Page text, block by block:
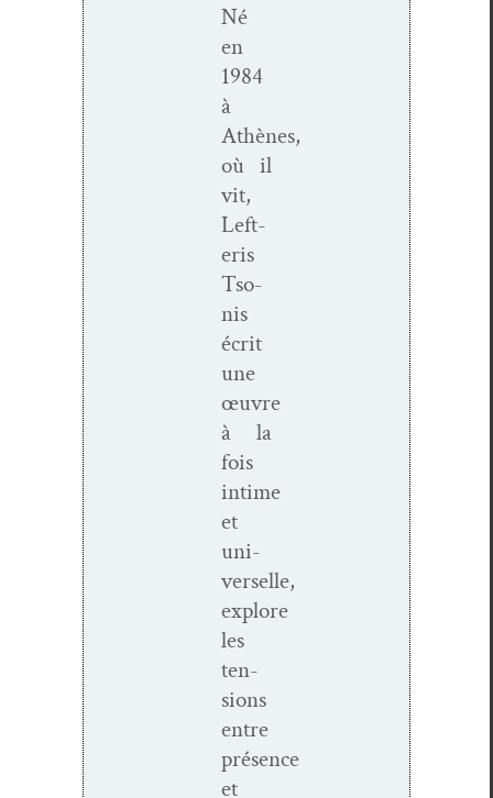
Né
en
1984
à
Athènes,
où il
vit,
Lef­t­
eris
Tso­
nis
écrit
une
œuvre
à la
fois
intime
et
uni­
verselle,
explore
les
ten­
sions
entre
présence
et